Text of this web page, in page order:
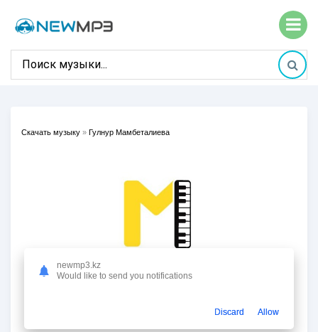
Скачать музыку » Гулнур Мамбеталиева
newmp3.kz
Would like to send you notifications
Discard Allow